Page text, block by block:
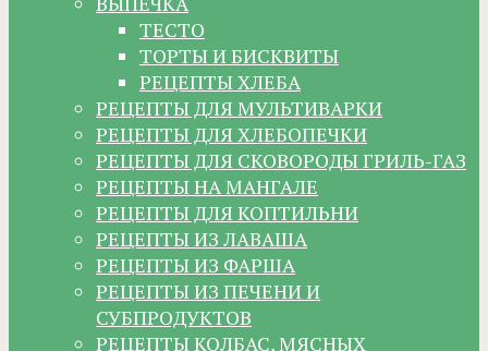
ТЕСТО
ТОРТЫ И БИСКВИТЫ
РЕЦЕПТЫ ХЛЕБА
РЕЦЕПТЫ ДЛЯ МУЛЬТИВАРКИ
РЕЦЕПТЫ ДЛЯ ХЛЕБОПЕЧКИ
РЕЦЕПТЫ ДЛЯ СКОВОРОДЫ ГРИЛЬ-ГАЗ
РЕЦЕПТЫ НА МАНГАЛЕ
РЕЦЕПТЫ ДЛЯ КОПТИЛЬНИ
РЕЦЕПТЫ ИЗ ЛАВАША
РЕЦЕПТЫ ИЗ ФАРША
РЕЦЕПТЫ ИЗ ПЕЧЕНИ И
СУБПРОДУКТОВ
РЕЦЕПТЫ КОЛБАС, МЯСНЫХ